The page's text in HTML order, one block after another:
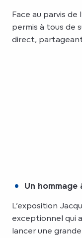
Face au parvis de
permis à tous de
direct,
Un hommage
L’exposition
exceptionnel qui
lancer une